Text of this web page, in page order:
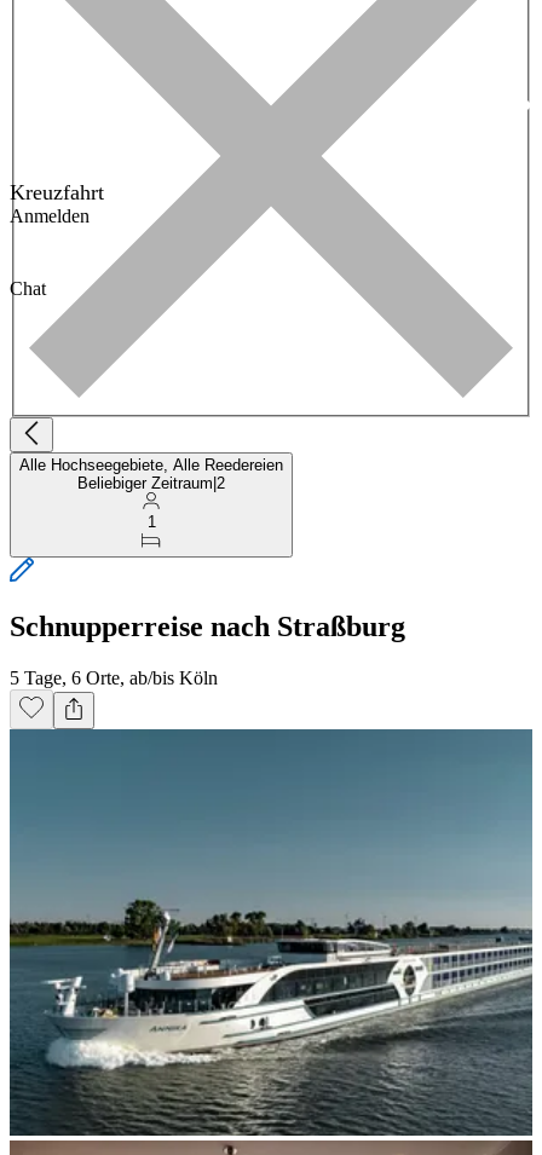
Kreuzfahrt
Anmelden
Chat
Alle Hochseegebiete, Alle Reedereien
Beliebiger Zeitraum 2
1
Schnupperreise nach Straßburg
5 Tage, 6 Orte, ab/bis Köln